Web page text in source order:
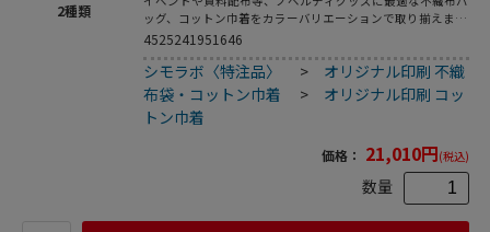
2種類
ッグ、コットン巾着をカラーバリエーションで取り揃えまし
た。片面シルク1色印刷、印刷領域は別途テンプレートでご
4525241951646
シモラボ〈特注品〉 > オリジナル印刷 不織
布袋・コットン巾着
> オリジナル印刷 コッ
トン巾着
価格： 21,010円(税込)
数量